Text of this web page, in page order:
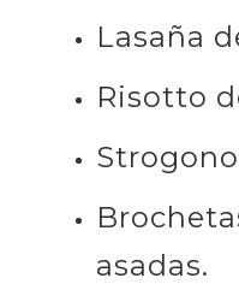
Lasaña
Risotto
asadas.